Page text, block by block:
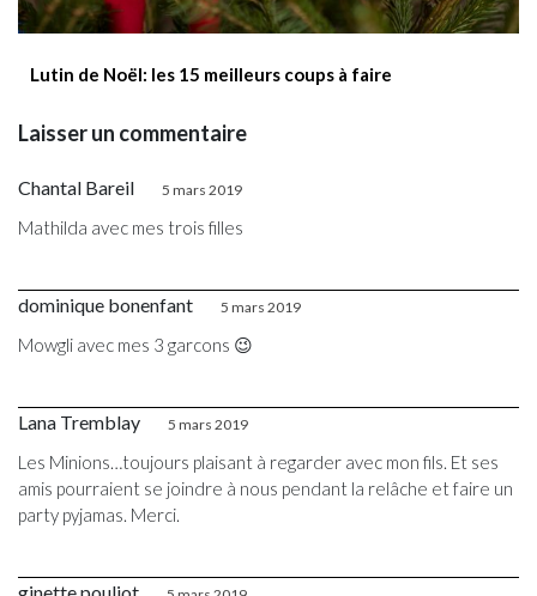
Lutin de Noël: les 15 meilleurs coups à faire
Laisser un commentaire
Chantal Bareil 5 mars 2019
Mathilda avec mes trois filles
dominique bonenfant 5 mars 2019
Mowgli avec mes 3 garcons 😉
Lana Tremblay 5 mars 2019
Les Minions…toujours plaisant à regarder avec mon fils. Et ses
amis pourraient se joindre à nous pendant la relâche et faire un
party pyjamas. Merci.